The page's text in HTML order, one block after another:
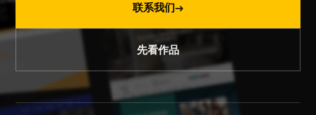
联系我们→
先看作品